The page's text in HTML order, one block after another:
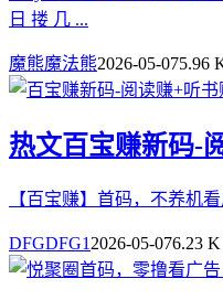
日 搂 几 ...
魔熊魔法熊2026-05-075.96
热文百宝赚新码-
【百宝赚】首码，不养机
DFGDFG1 2026-05-076.23